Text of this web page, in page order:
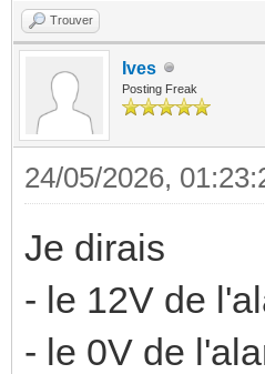
Trouver
Ives
Posting Freak
24/05/2026,
Je dirais
- le 12V de
- le 0V de